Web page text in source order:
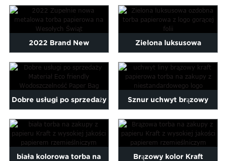
Burmese
Sundanese
Thai
Zulu
Dostosowany papier na
zakupy ...
Kraft
2022 Brand New
metaliczna torba
papierowa na Wesołych
Chr...
Zielona luksusowa
ozdobna torba papierowa z
logo gorącej folii
Dobre usługi po sprzedaży
Materiał Eco Friendly W ...
Sznur uchwyt brązowy
kraft papierowa torba na
zakupy ...
biała kolorowa torba na Brązowy kolor Kraft